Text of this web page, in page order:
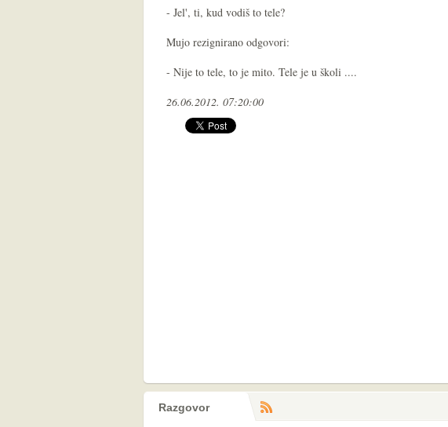
- Jel', ti, kud vodiš to tele?
Mujo rezignirano odgovori:
- Nije to tele, to je mito. Tele je u školi ....
26.06.2012. 07:20:00
Razgovor
komentara